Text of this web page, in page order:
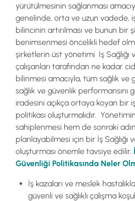
yürütülmesinin sağlanması
genelinde, orta ve uzun vadede, iş
bilincinin artırılması ve bunun bir
benimsenmesi öncelikli hedef
şirketlerin üst yönetimi İş Sağlığı
çalışanları tarafından ne kadar
bilinmesi amacıyla, tüm sağlık ve
sağlık ve güvenlik performansını
iradesini açıkça ortaya koyan bir
politikası oluşturmalıdır.
sahiplenmesi hem de sonraki
planlayabilmesi için bir İş Sağlığı
oluşturması önemle tavsiye edilir.
Güvenliği Politikasında Neler
İş kazaları ve meslek
güvenli ve sağlıklı çalışma